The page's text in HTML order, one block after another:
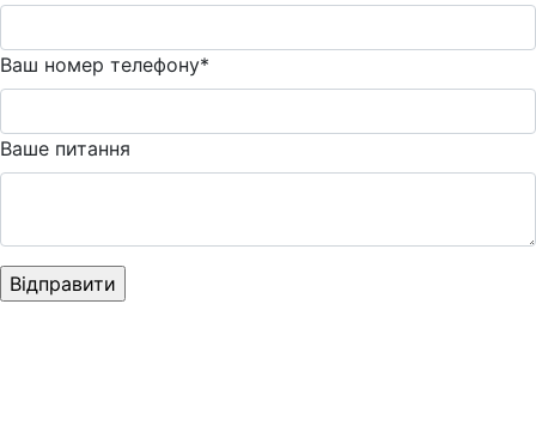
Ваш номер телефону*
Ваше питання